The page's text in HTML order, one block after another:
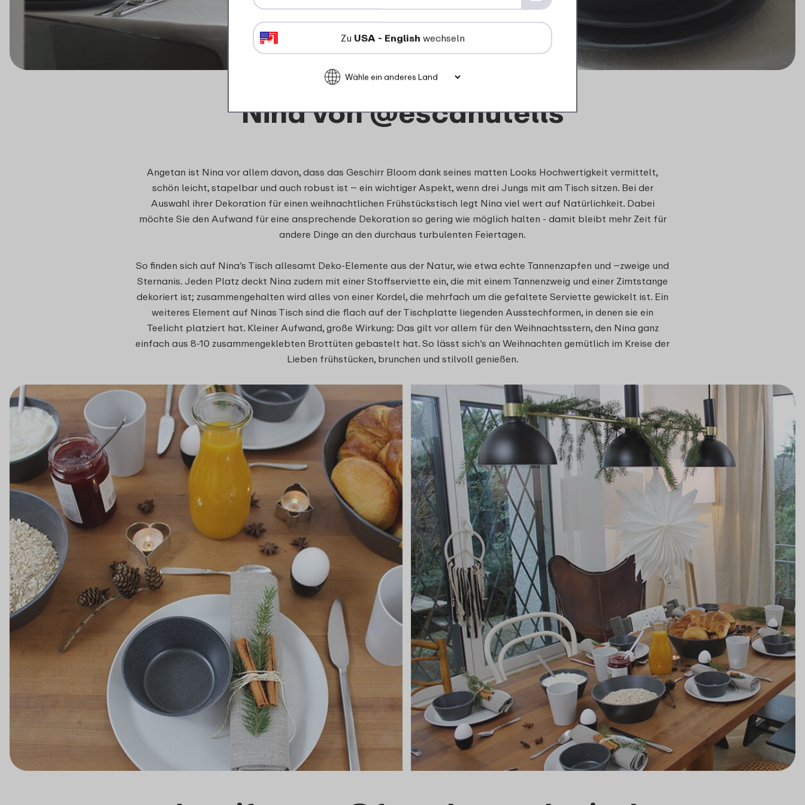
Nina von @escanutells
Angetan ist Nina vor allem davon, dass das Geschirr Bloom dank seines matten Looks Hochwertigkeit vermittelt,
schön leicht, stapelbar und auch robust ist – ein wichtiger Aspekt, wenn drei Jungs mit am Tisch sitzen. Bei der
Auswahl ihrer Dekoration für einen weihnachtlichen Frühstückstisch legt Nina viel wert auf Natürlichkeit. Dabei
möchte Sie den Aufwand für eine ansprechende Dekoration so gering wie möglich halten - damit bleibt mehr Zeit für
andere Dinge an den durchaus turbulenten Feiertagen.
So finden sich auf Nina’s Tisch allesamt Deko-Elemente aus der Natur, wie etwa echte Tannenzapfen und –zweige und
Sternanis. Jeden Platz deckt Nina zudem mit einer Stoffserviette ein, die mit einem Tannenzweig und einer Zimtstange
dekoriert ist; zusammengehalten wird alles von einer Kordel, die mehrfach um die gefaltete Serviette gewickelt ist. Ein
weiteres Element auf Ninas Tisch sind die flach auf der Tischplatte liegenden Ausstechformen, in denen sie ein
Teelicht platziert hat. Kleiner Aufwand, große Wirkung: Das gilt vor allem für den Weihnachtsstern, den Nina ganz
einfach aus 8-10 zusammengeklebten Brottüten gebastelt hat. So lässt sich’s an Weihnachten gemütlich im Kreise der
Lieben frühstücken, brunchen und stilvoll genießen.
Zu USA - English wechseln